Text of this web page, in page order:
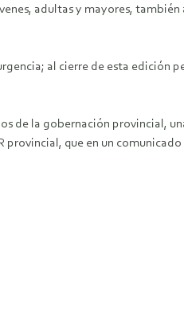
adultas y mayores,
al cierre de esta edición
de la gobernación provincial,
que en un